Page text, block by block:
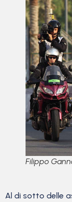
Filippo
Al di sotto delle